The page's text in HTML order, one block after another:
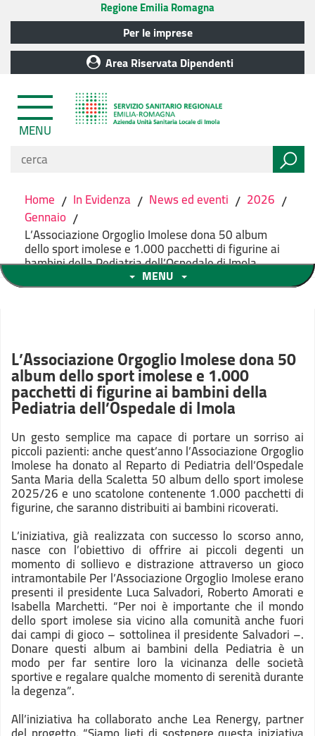
Regione Emilia Romagna
Per le imprese
Area Riservata Dipendenti
MENU
Home / In Evidenza / News ed eventi / 2026 /
Gennaio /
L’Associazione Orgoglio Imolese dona 50 album
dello sport imolese e 1.000 pacchetti di figurine ai
bambini della Pediatria dell’Ospedale di Imola
MENU
L’Associazione Orgoglio Imolese dona 50
album dello sport imolese e 1.000
pacchetti di figurine ai bambini della
Pediatria dell’Ospedale di Imola
Un gesto semplice ma capace di portare un sorriso ai
piccoli pazienti: anche quest’anno l’Associazione Orgoglio
Imolese ha donato al Reparto di Pediatria dell’Ospedale
Santa Maria della Scaletta 50 album dello sport imolese
2025/26 e uno scatolone contenente 1.000 pacchetti di
figurine, che saranno distribuiti ai bambini ricoverati.
L’iniziativa, già realizzata con successo lo scorso anno,
nasce con l’obiettivo di offrire ai piccoli degenti un
momento di sollievo e distrazione attraverso un gioco
intramontabile Per l’Associazione Orgoglio Imolese erano
presenti il presidente Luca Salvadori, Roberto Amorati e
Isabella Marchetti. “Per noi è importante che il mondo
dello sport imolese sia vicino alla comunità anche fuori
dai campi di gioco – sottolinea il presidente Salvadori –.
Donare questi album ai bambini della Pediatria è un
modo per far sentire loro la vicinanza delle società
sportive e regalare qualche momento di serenità durante
la degenza”.
All’iniziativa ha collaborato anche Lea Renergy, partner